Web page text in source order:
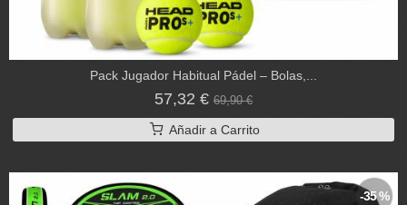
Pack Jugador Habitual Pádel – Bolas,...
57,32 € 69,90 €
Añadir a Carrito
-35 %